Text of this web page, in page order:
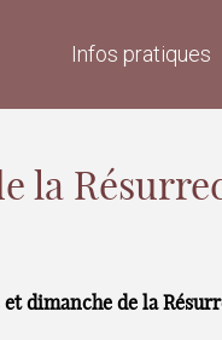
Infos pratiques
la
et dimanche de la